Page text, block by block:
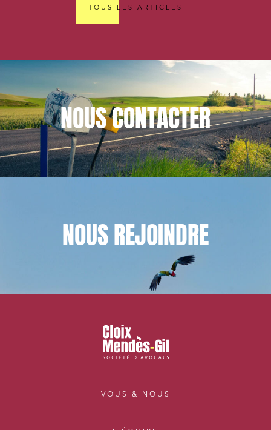
TOUS LES ARTICLES
NOUSCONTACTER
NOUSREJOINDRE
VOUS & NOUS